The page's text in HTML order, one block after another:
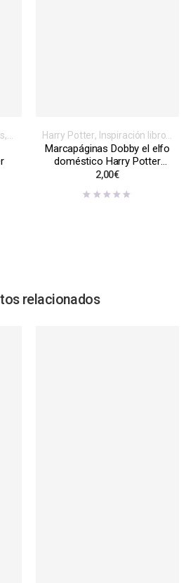
,
Harry Potter, Inspiración libros,
videojuegos, series o películas
Marcapáginas,Normales
Marcapáginas Dobby el elfo
doméstico Harry Potter
artesanal
2,00€
relacionados